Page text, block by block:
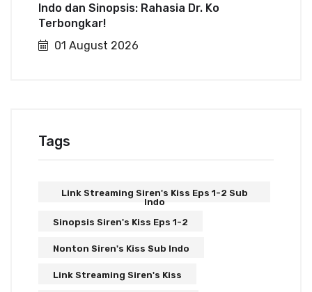
Indo dan Sinopsis: Rahasia Dr. Ko
Terbongkar!
01 August 2026
Tags
Link Streaming Siren's Kiss Eps 1-2 Sub
Indo
Sinopsis Siren's Kiss Eps 1-2
Nonton Siren's Kiss Sub Indo
Link Streaming Siren's Kiss